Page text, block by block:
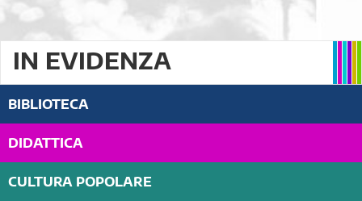
IN EVIDENZA
BIBLIOTECA
DIDATTICA
CULTURA POPOLARE